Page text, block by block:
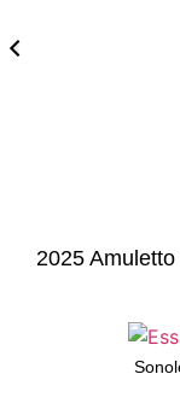
2025 Amuletto